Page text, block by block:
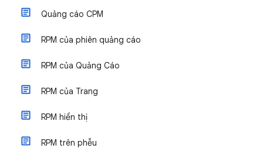
Quảng cáo CPM
RPM của phiên quảng cáo
RPM của Quảng Cáo
RPM của Trang
RPM hiển thị
RPM trên phễu